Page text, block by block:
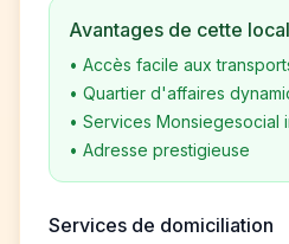
Avantages de cette
• Accès facile aux
• Quartier d'affaires
• Services Monsiegesocial
• Adresse prestigieuse
Services de domiciliation